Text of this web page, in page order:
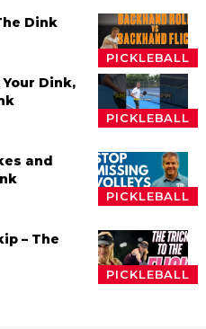
PICKLEBALL
Dink
PICKLEBALL
Dink,
PICKLEBALL
and
PICKLEBALL
– The